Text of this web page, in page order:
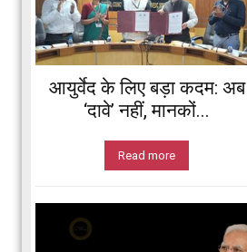
आयुर्वेद के लिए बड़ा कदम: अब
‘दावे’ नहीं, मानकों...
Read more